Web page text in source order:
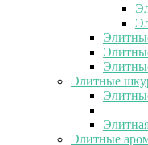
Элитные
Элитные